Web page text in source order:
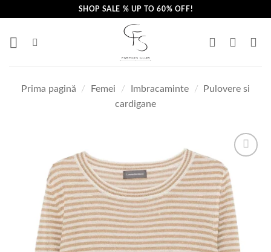
content
SHOP SALE % UP TO 60% OFF!
Prima pagină / Femei / Imbracaminte /
Pulovere si
cardigane